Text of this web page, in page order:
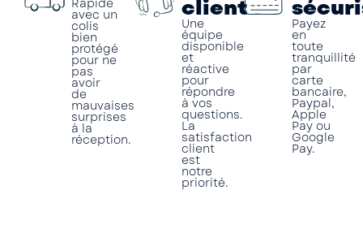
avec un
colis
bien
protégé
pour ne
pas
avoir
de
mauvaises
surprises
à la
réception.
client
Une
équipe
disponible
et
réactive
pour
répondre
à vos
questions.
La
satisfaction
client
est
notre
priorité.
Payez
en
toute
tranquillité
par
carte
bancaire,
Paypal,
Apple
Pay ou
Google
Pay.